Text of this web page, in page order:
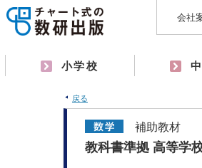
会社
小学校
戻る
補助教材
教科書準拠 高等学